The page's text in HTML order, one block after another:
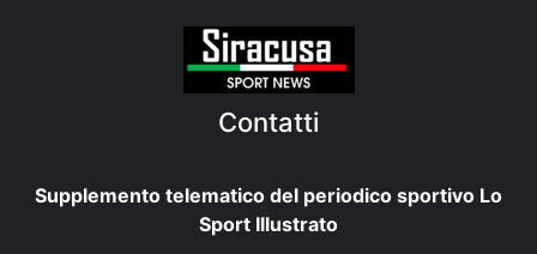
Contatti
Supplemento telematico del periodico sportivo Lo
Sport Illustrato